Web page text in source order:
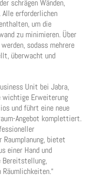
schrägen Wänden,
Alle erforderlichen
um die
zu minimieren. Über
sodass mehrere
überwacht und
Unit bei Jabra,
wichtige Erweiterung
und führt eine neue
Angebot komplettiert.
bietet
einer Hand und
Bereitstellung,